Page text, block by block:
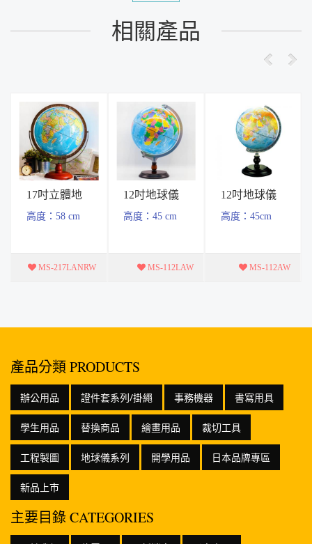
相關產品
17吋立體地
球儀(木座)
高度：58 cm
MS-217LANRW
12吋地球儀
(木)座附燈
高度：45 cm
MS-112LAW
12吋地球儀
(木座)
高度：45cm
MS-112AW
產品分類 PRODUCTS
辦公用品 證件套系列/掛繩 事務機器 書寫用具
學生用品 替換商品 繪畫用品 裁切工具
工程製圖 地球儀系列 開學用品 日本品牌專區
新品上市
主要目錄 CATEGORIES